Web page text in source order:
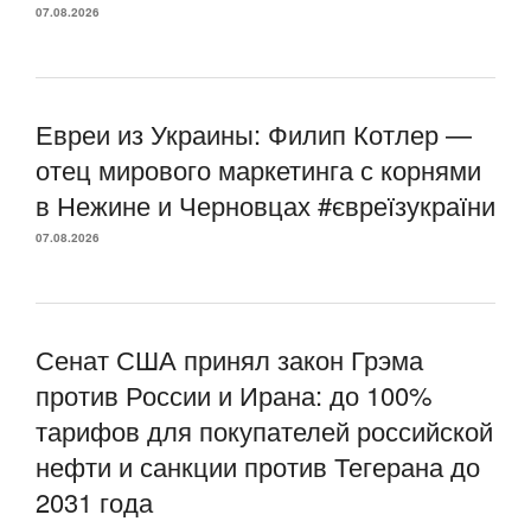
07.08.2026
Евреи из Украины: Филип Котлер —
отец мирового маркетинга с корнями
в Нежине и Черновцах #євреїзукраїни
07.08.2026
Сенат США принял закон Грэма
против России и Ирана: до 100%
тарифов для покупателей российской
нефти и санкции против Тегерана до
2031 года